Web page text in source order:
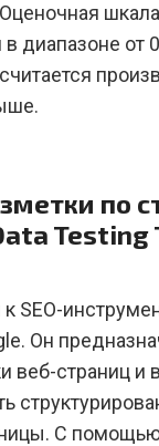
Оценочная
в диапазоне от
по
Testing
SEO-
Он
веб-страниц и
С помощью